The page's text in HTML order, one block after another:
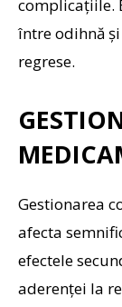
complicațiile.
între odihnă
regrese.
Gestionarea
afecta
efectele
aderenței la